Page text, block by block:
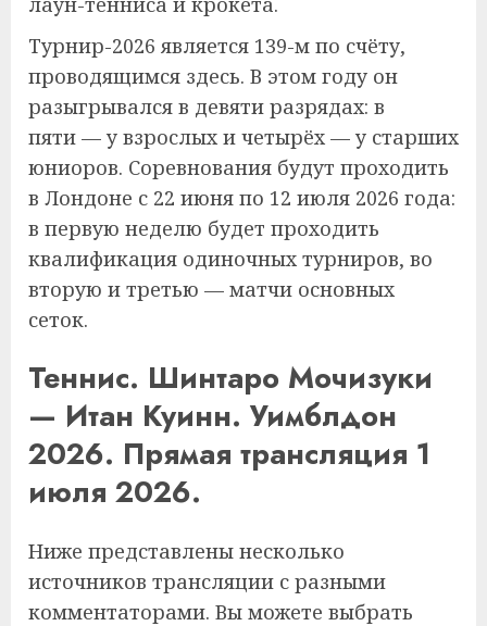
Турнир-2026 является 139-м по счёту,
проводящимся здесь. В этом году он
разыгрывался в девяти разрядах: в
пяти — у взрослых и четырёх — у старших
юниоров. Соревнования будут проходить
в Лондоне с 22 июня по 12 июля 2026 года:
в первую неделю будет проходить
квалификация одиночных турниров, во
вторую и третью — матчи основных
сеток.
Теннис. Шинтаро Мочизуки
— Итан Куинн. Уимблдон
2026. Прямая трансляция 1
июля 2026.
Ниже представлены несколько
источников трансляции с разными
комментаторами. Вы можете выбрать